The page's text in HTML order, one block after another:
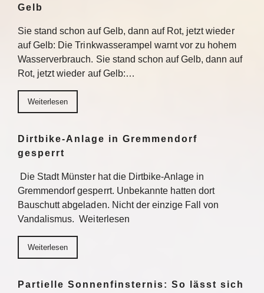
Gelb
Sie stand schon auf Gelb, dann auf Rot, jetzt wieder
auf Gelb: Die Trinkwasserampel warnt vor zu hohem
Wasserverbrauch. Sie stand schon auf Gelb, dann auf
Rot, jetzt wieder auf Gelb:…
Weiterlesen
Dirtbike-Anlage in Gremmendorf
gesperrt
Die Stadt Münster hat die Dirtbike-Anlage in
Gremmendorf gesperrt. Unbekannte hatten dort
Bauschutt abgeladen. Nicht der einzige Fall von
Vandalismus. Weiterlesen
Weiterlesen
Partielle Sonnenfinsternis: So lässt sich